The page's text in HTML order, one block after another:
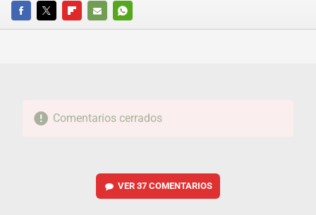
FACEBOOKTWITTERFLIPBOARD
E-
WHATSAPP
Comentarios cerrados
VER 37 COMENTARIOS